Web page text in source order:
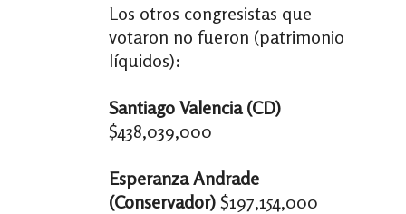
Los otros congresistas que
votaron no fueron (patrimonio
líquidos):
Santiago Valencia (CD)
$438,039,000
Esperanza Andrade
(Conservador) $197,154,000